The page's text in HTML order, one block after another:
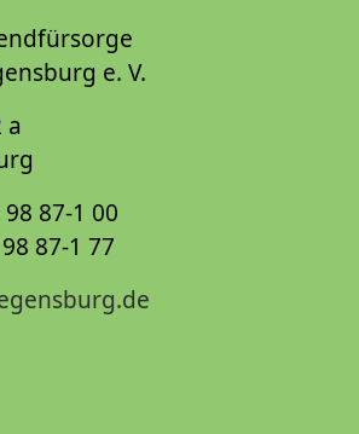
e. V.
a
87-1 00
87-1 77